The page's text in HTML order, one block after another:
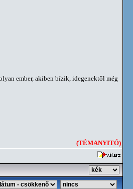
ember, akiben bízik, idegenektől még
(TÉMANYITÓ)